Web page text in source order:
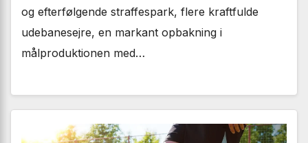
og efterfølgende straffespark, flere kraftfulde
udebanesejre, en markant opbakning i
målproduktionen med…